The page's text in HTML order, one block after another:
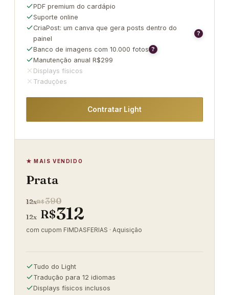
PDF premium do cardápio
Suporte online
CriaPost: um canva que gera posts dentro do
painel
?
Banco de imagens com 10.000 fotos ?
Manutenção anual R$299
Displays físicos
Traduções
Contratar Light
★ MAIS VENDIDO
Prata
12xR$390
12x R$312
com cupom FIMDASFERIAS · Aquisição
Tudo do Light
Tradução para 12 idiomas
Displays físicos inclusos